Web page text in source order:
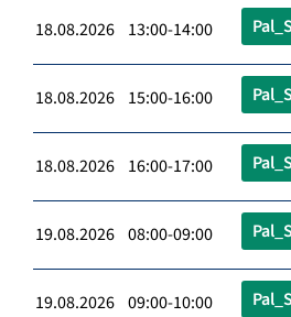
18.08.2026 13:00-14:00
18.08.2026 15:00-16:00
18.08.2026 16:00-17:00
19.08.2026 08:00-09:00
19.08.2026 09:00-10:00